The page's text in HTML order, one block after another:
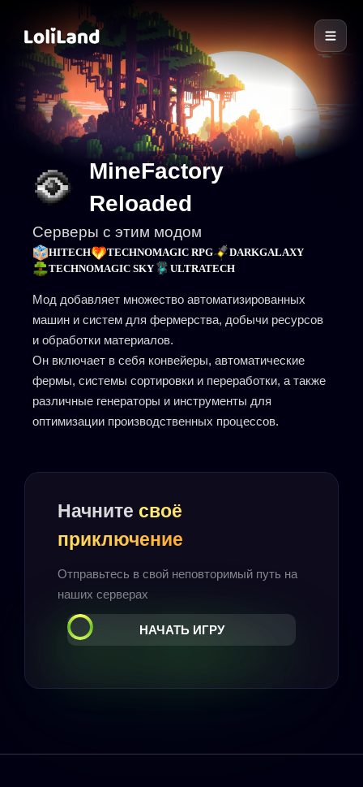
LoliLand
MineFactory
Reloaded
Серверы с этим модом
HITECH TECHNOMAGIC RPG
DARKGALAXY
TECHNOMAGIC SKY
ULTRATECH
Мод добавляет множество автоматизированных
машин и систем для фермерства, добычи ресурсов
и обработки материалов.
Он включает в себя конвейеры, автоматические
фермы, системы сортировки и переработки, а также
различные генераторы и инструменты для
оптимизации производственных процессов.
Начните своё
приключение
Отправьтесь в свой неповторимый путь на
наших серверах
НАЧАТЬ ИГРУ